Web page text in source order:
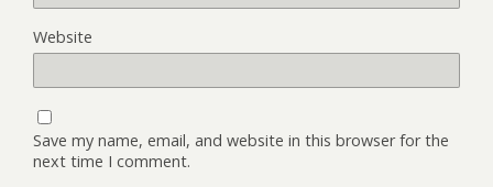
Website
Save my name, email, and website in this browser for the
next time I comment.